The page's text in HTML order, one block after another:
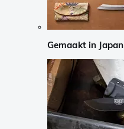
Gemaakt in Japan